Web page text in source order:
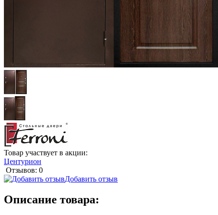
Товар участвует в акции:
Центурион
Отзывов: 0
Добавить отзыв
Описание товара: